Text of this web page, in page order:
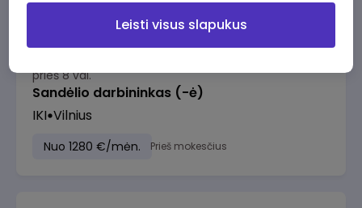
prieš 8 val.
Sandėlio darbininkas (-ė)
IKI Vilnius
Nuo 1280 €/mėn. Prieš mokesčius
Leisti visus slapukus